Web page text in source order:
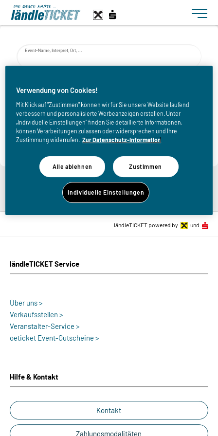
Toggle
Event-Name, Interpret, Ort, ...
bis
Zurück zur Eventliste
ländleTICKET Service
Über uns >
Verkaufsstellen >
Veranstalter-Service >
oeticket Event-Gutscheine >
Hilfe & Kontakt
Kontakt
Zahlungsmodalitäten
ländleTICKET powered by und
Verwendung von Cookies!
Mit Klick auf "Zustimmen" können wir für Sie unsere Website laufend
verbessern und personalisierte Werbeanzeigen erstellen. Unter
„Individuelle Einstellungen“ finden Sie detaillierte Informationen,
können Verarbeitungen zulassen oder widersprechen und Ihre
Zustimmung widerrufen. Zur Datenschutz-Information
Alle ablehnen Zustimmen
Individuelle Einstellungen